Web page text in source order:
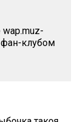
wap.muz-
фан-клубом